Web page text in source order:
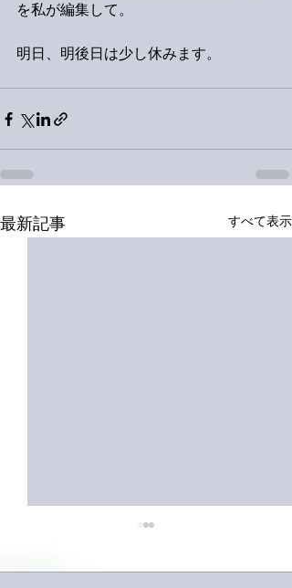
を私が編集して。
明日、明後日は少し休みます。
最新記事 すべて表示